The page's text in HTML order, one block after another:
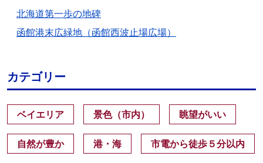
北海道第一歩の地碑
函館港末広緑地（函館西波止場広場）
カテゴリー
ベイエリア 景色（市内） 眺望がいい
自然が豊か 港・海 市電から徒歩５分以内